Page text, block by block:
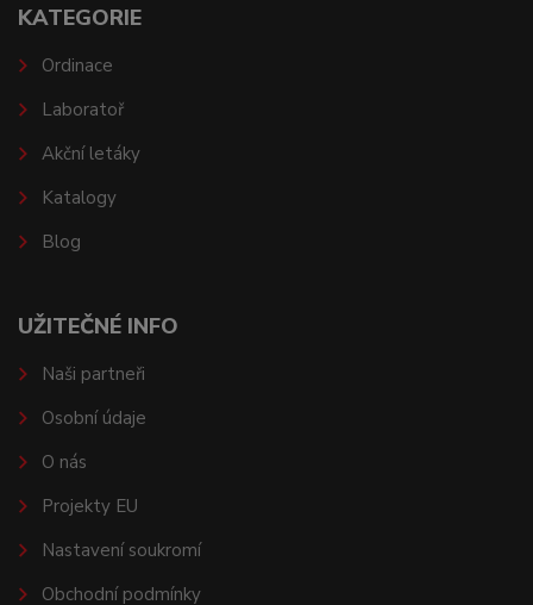
KATEGORIE
Ordinace
Laboratoř
Akční letáky
Katalogy
Blog
UŽITEČNÉ INFO
Naši partneři
Osobní údaje
O nás
Projekty EU
Nastavení soukromí
Obchodní podmínky